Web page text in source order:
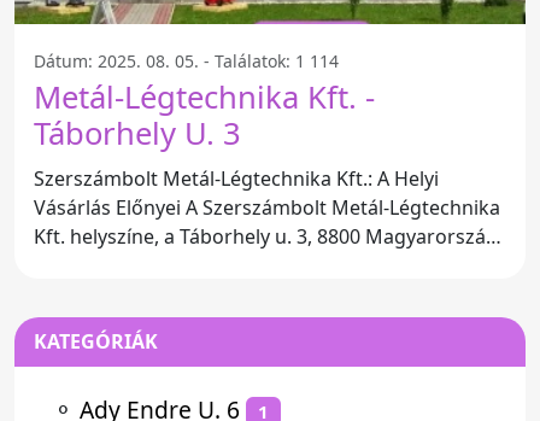
Dátum: 2025. 08. 05. - Találatok: 1 114
Metál-Légtechnika Kft. -
Táborhely U. 3
Szerszámbolt Metál-Légtechnika Kft.: A Helyi
Vásárlás Előnyei A Szerszámbolt Metál-Légtechnika
Kft. helyszíne, a Táborhely u. 3, 8800 Magyarország,
KATEGÓRIÁK
⚬ Ady Endre U. 6 1